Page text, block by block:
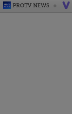
PROTV NEWS